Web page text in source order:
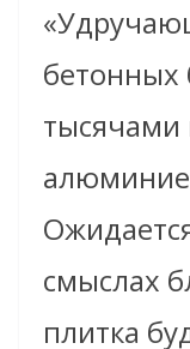
бетонных
смыслах
плитка